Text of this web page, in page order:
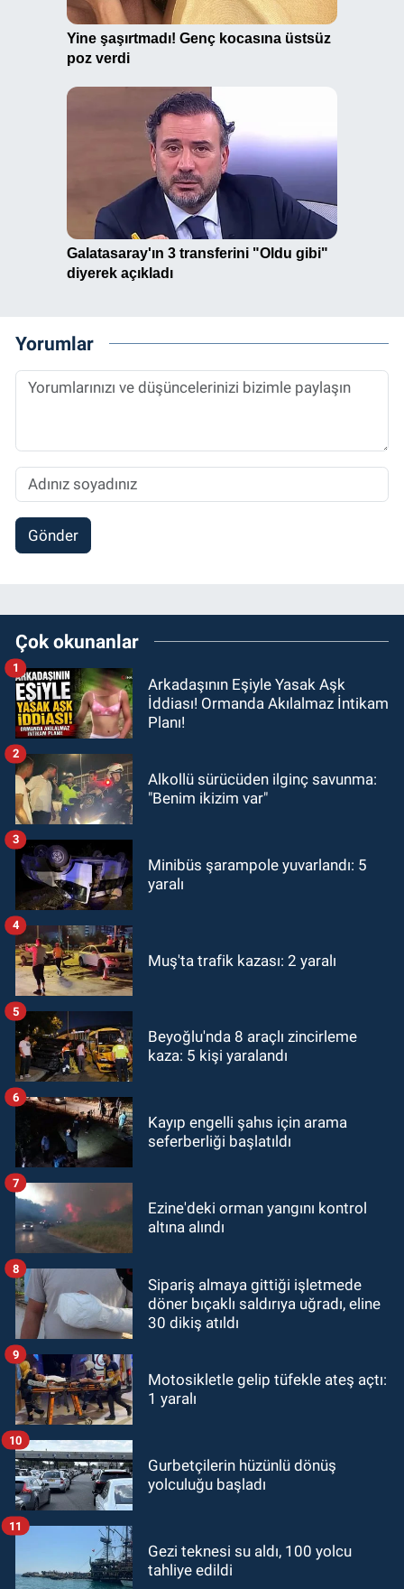
Yorumlar
Gönder
Çok okunanlar
Arkadaşının Eşiyle Yasak Aşk
İddiası! Ormanda Akılalmaz İntikam
Planı!
1
Alkollü sürücüden ilginç savunma:
"Benim ikizim var"
2
Minibüs şarampole yuvarlandı: 5
yaralı
3
Muş'ta trafik kazası: 2 yaralı
4
Beyoğlu'nda 8 araçlı zincirleme
kaza: 5 kişi yaralandı
5
Kayıp engelli şahıs için arama
seferberliği başlatıldı
6
Ezine'deki orman yangını kontrol
altına alındı
7
Sipariş almaya gittiği işletmede
döner bıçaklı saldırıya uğradı, eline
30 dikiş atıldı
8
Motosikletle gelip tüfekle ateş açtı:
1 yaralı
9
Gurbetçilerin hüzünlü dönüş
yolculuğu başladı
10
Gezi teknesi su aldı, 100 yolcu
tahliye edildi
11